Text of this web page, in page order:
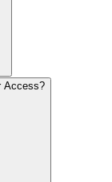
Access?